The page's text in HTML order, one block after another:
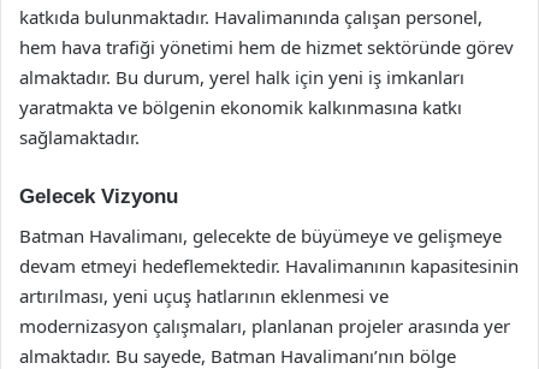
katkıda bulunmaktadır. Havalimanında çalışan personel,
hem hava trafiği yönetimi hem de hizmet sektöründe görev
almaktadır. Bu durum, yerel halk için yeni iş imkanları
yaratmakta ve bölgenin ekonomik kalkınmasına katkı
sağlamaktadır.
Gelecek Vizyonu
Batman Havalimanı, gelecekte de büyümeye ve gelişmeye
devam etmeyi hedeflemektedir. Havalimanının kapasitesinin
artırılması, yeni uçuş hatlarının eklenmesi ve
modernizasyon çalışmaları, planlanan projeler arasında yer
almaktadır. Bu sayede, Batman Havalimanı’nın bölge